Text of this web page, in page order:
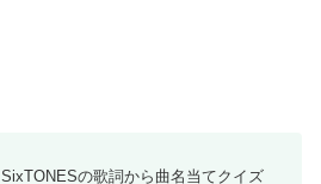
SixTONESの歌詞から曲名当てクイズ